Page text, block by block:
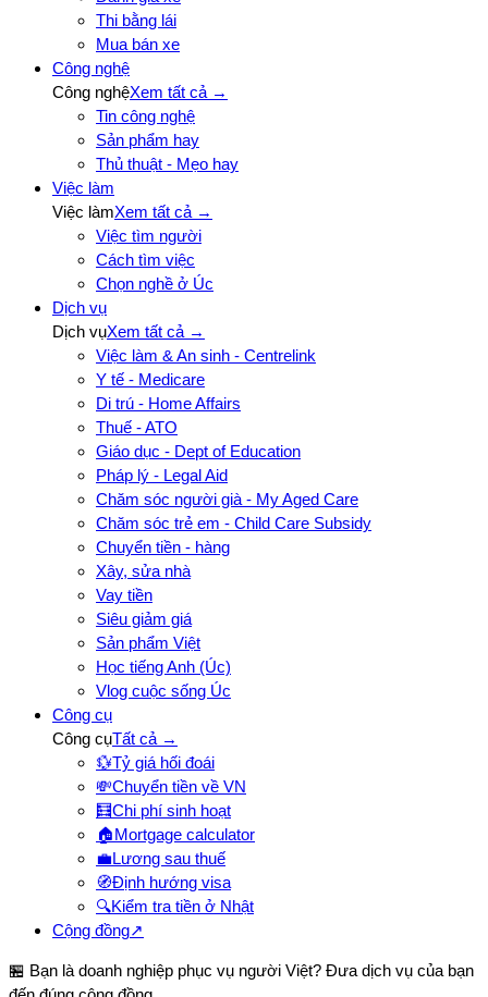
Thi bằng lái
Mua bán xe
Công nghệ
Công nghệXem tất cả →
Tin công nghệ
Sản phẩm hay
Thủ thuật - Mẹo hay
Việc làm
Việc làmXem tất cả →
Việc tìm người
Cách tìm việc
Chọn nghề ở Úc
Dịch vụ
Dịch vụXem tất cả →
Việc làm & An sinh - Centrelink
Y tế - Medicare
Di trú - Home Affairs
Thuế - ATO
Giáo dục - Dept of Education
Pháp lý - Legal Aid
Chăm sóc người già - My Aged Care
Chăm sóc trẻ em - Child Care Subsidy
Chuyển tiền - hàng
Xây, sửa nhà
Vay tiền
Siêu giảm giá
Sản phẩm Việt
Học tiếng Anh (Úc)
Vlog cuộc sống Úc
Công cụ
Công cụTất cả →
💱Tỷ giá hối đoái
💸Chuyển tiền về VN
🧮Chi phí sinh hoạt
🏠Mortgage calculator
💼Lương sau thuế
🧭Định hướng visa
🔍Kiểm tra tiền ở Nhật
Cộng đồng↗
🏪 Bạn là doanh nghiệp phục vụ người Việt? Đưa dịch vụ của bạn